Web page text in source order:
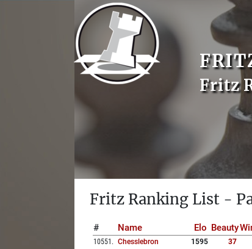
Fritz
Fritz Ranking List -
# Name Elo Beauty
10551 . Chesslebron 1595 37